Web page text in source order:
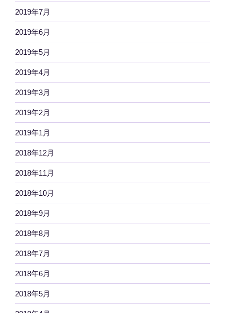
2019年7月
2019年6月
2019年5月
2019年4月
2019年3月
2019年2月
2019年1月
2018年12月
2018年11月
2018年10月
2018年9月
2018年8月
2018年7月
2018年6月
2018年5月